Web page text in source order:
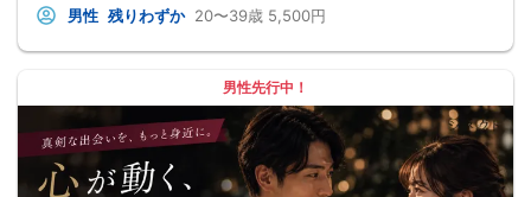
男性 残りわずか 20〜39歳 5,500円
男性先行中！